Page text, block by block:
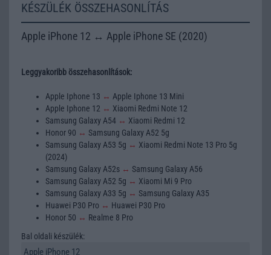
KÉSZÜLÉK ÖSSZEHASONLÍTÁS
Apple iPhone 12 ↔ Apple iPhone SE (2020)
Leggyakoribb összehasonlítások:
Apple Iphone 13 ↔ Apple Iphone 13 Mini
Apple Iphone 12 ↔ Xiaomi Redmi Note 12
Samsung Galaxy A54 ↔ Xiaomi Redmi 12
Honor 90 ↔ Samsung Galaxy A52 5g
Samsung Galaxy A53 5g ↔ Xiaomi Redmi Note 13 Pro 5g
(2024)
Samsung Galaxy A52s ↔ Samsung Galaxy A56
Samsung Galaxy A52 5g ↔ Xiaomi Mi 9 Pro
Samsung Galaxy A33 5g ↔ Samsung Galaxy A35
Huawei P30 Pro ↔ Huawei P30 Pro
Honor 50 ↔ Realme 8 Pro
Bal oldali készülék: